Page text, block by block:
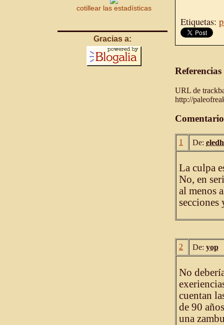
cotillear las estadísticas
Gracias a:
Etiquetas:
URL de
http://
1 De:
La culpa
No, en
al menos
secciones
2 De: yop
No
cuentan
de 90
una